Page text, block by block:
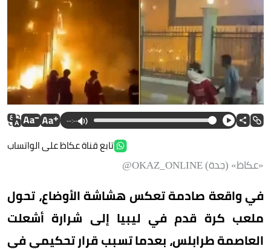
--:--
تابع قناة عكاظ على الواتساب
«عكاظ» (جدة) OKAZ_ONLINE@
في واقعة صادمة تعكس هشاشة الأوضاع، تحول
ملعب كرة قدم في ليبيا إلى شرارة أشعلت
العاصمة طرابلس، بعدما تسبب قرار تحكيمي في